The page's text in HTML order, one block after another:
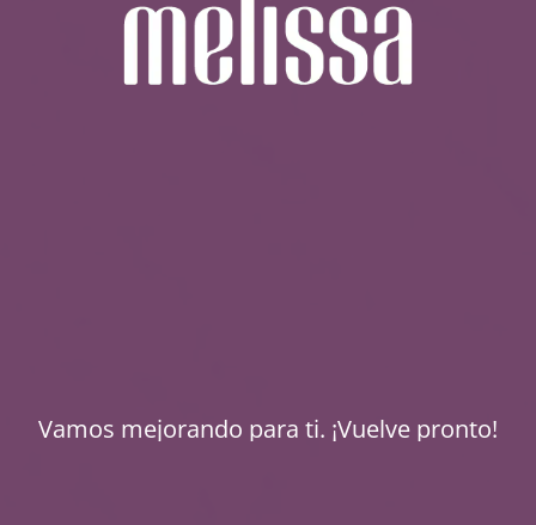
Vamos mejorando para ti. ¡Vuelve pronto!